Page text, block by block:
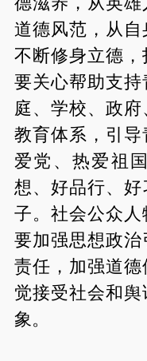
道德风范，从自
不断修身立德
要关心帮助支
庭、学校、政
教育体系，引
爱党、热爱祖
想、好品行、
子。社会公众人
要加强思想政
责任，加强道德
觉接受社会和
象。